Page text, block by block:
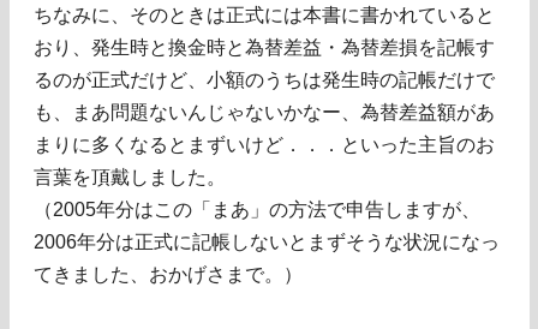
ちなみに、そのときは正式には本書に書かれていると
おり、発生時と換金時と為替差益・為替差損を記帳す
るのが正式だけど、小額のうちは発生時の記帳だけで
も、まあ問題ないんじゃないかなー、為替差益額があ
まりに多くなるとまずいけど．．．といった主旨のお
言葉を頂戴しました。
（2005年分はこの「まあ」の方法で申告しますが、
2006年分は正式に記帳しないとまずそうな状況になっ
てきました、おかげさまで。）